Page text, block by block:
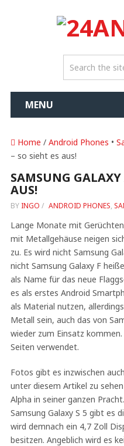
MENU
Home / Android Phones •
– so sieht es aus!
SAMSUNG
AUS!
BY INGO / ANDROID PHONES,
Lange Monate mit
mit Metallgehäuse neigen
zu. Es wird nicht Samsung
nicht Samsung Galaxy F
als Name für das neue
es als erstes Android
als Material nutzen,
Metall sein, auch das von
wieder zum Einsatz
Seiten verwendet.
Fotos gibt es inzwischen
unter diesem Artikel zu
Alpha in seiner ganzen
Samsung Galaxy S 5 gibt es
wird demnach ein 4,7 Zoll
besitzen. Angeblich wird es